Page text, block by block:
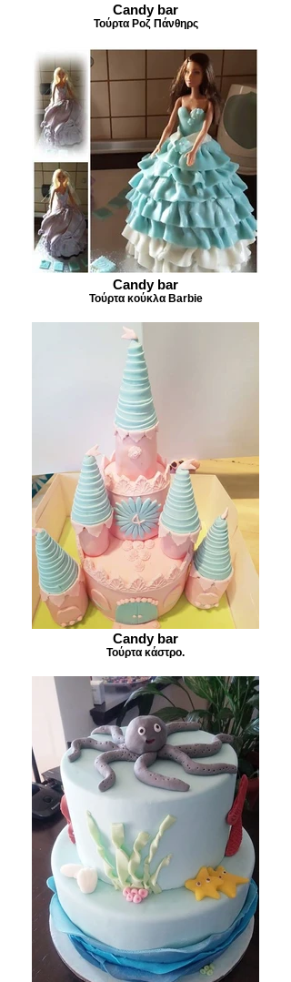
Candy bar
Τούρτα Ροζ Πάνθηρς
Candy bar
Τούρτα κούκλα Barbie
Candy bar
Τούρτα κάστρο.